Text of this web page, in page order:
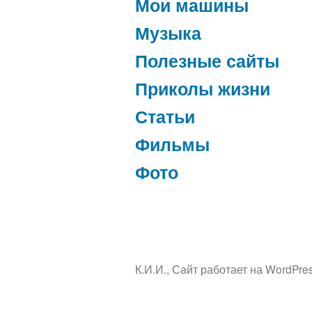
Музыка
Полезные сайты
Приколы жизни
Статьи
Фильмы
Фото
К.И.И., Сайт работает на